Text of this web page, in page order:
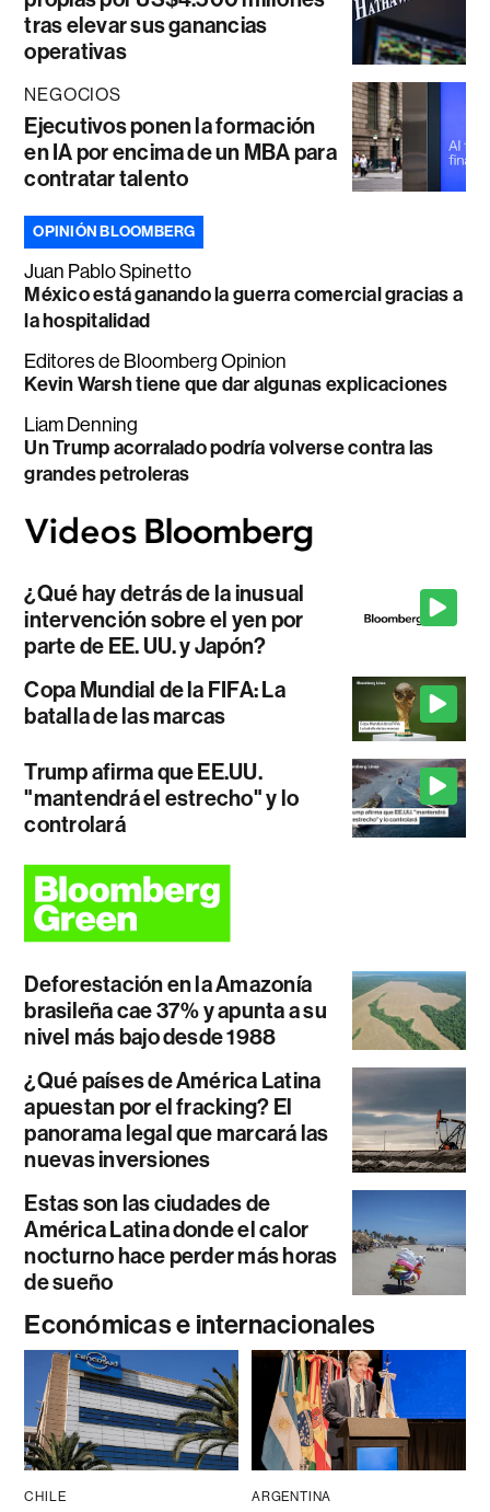
tras elevar sus ganancias
operativas
NEGOCIOS
Ejecutivos ponen la formación
en IA por encima de un MBA para
contratar talento
OPINIÓN BLOOMBERG
Juan Pablo Spinetto
México está ganando la guerra comercial gracias a
la hospitalidad
Editores de Bloomberg Opinion
Kevin Warsh tiene que dar algunas explicaciones
Liam Denning
Un Trump acorralado podría volverse contra las
grandes petroleras
¿Qué hay detrás de la inusual
intervención sobre el yen por
parte de EE. UU. y Japón?
Copa Mundial de la FIFA: La
batalla de las marcas
Trump afirma que EE.UU.
"mantendrá el estrecho" y lo
controlará
Deforestación en la Amazonía
brasileña cae 37% y apunta a su
nivel más bajo desde 1988
¿Qué países de América Latina
apuestan por el fracking? El
panorama legal que marcará las
nuevas inversiones
Estas son las ciudades de
América Latina donde el calor
nocturno hace perder más horas
de sueño
Económicas e internacionales
CHILE ARGENTINA